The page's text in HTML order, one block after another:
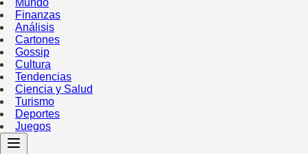
Finanzas
Análisis
Cartones
Gossip
Cultura
Tendencias
Ciencia y Salud
Turismo
Deportes
Juegos